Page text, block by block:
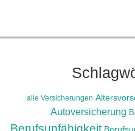
alle Versicherungen
Autoversicherung
Berufsunfähigkeit